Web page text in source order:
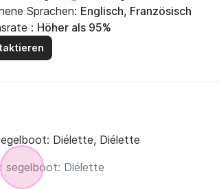
Sprachen: Englisch, Französisch
: Höher als 95%
Diélette, Diélette